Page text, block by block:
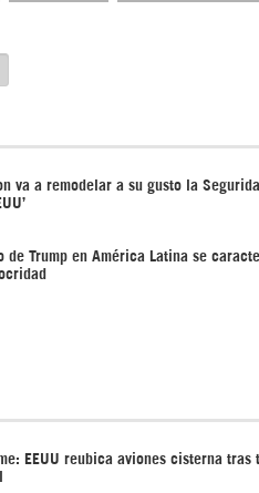
va a remodelar a su gusto la
de Trump en América Latina se
EEUU reubica aviones cisterna tras